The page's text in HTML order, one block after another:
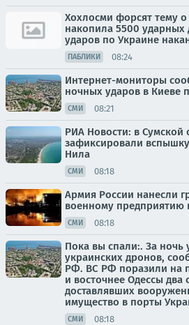
Хохлосми форсят тему о
накопила 5500 ударных
ударов по Украине
ПАБЛИКИ 08:24
Интернет-мониторы
ночных ударов в Киеве
СМИ 08:21
РИА Новости: в Сумской
зафиксировали
Нила
СМИ 08:18
Армия России нанесли
военному предприятию
СМИ 08:18
Пока вы спали:. За ночь
украинских дронов,
РФ. ВС РФ поразили на
и восточнее Одессы два
доставлявших
имущество в порты
СМИ 08:18